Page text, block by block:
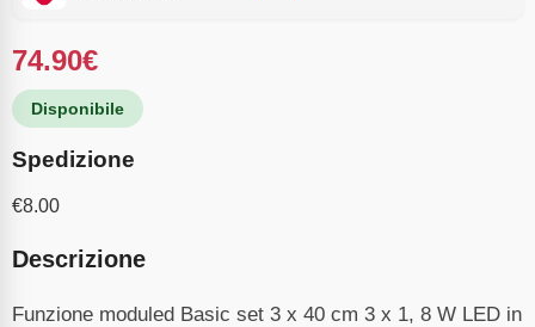
74.90€
Disponibile
Spedizione
€8.00
Descrizione
Funzione moduled Basic set 3 x 40 cm 3 x 1, 8 W LED in